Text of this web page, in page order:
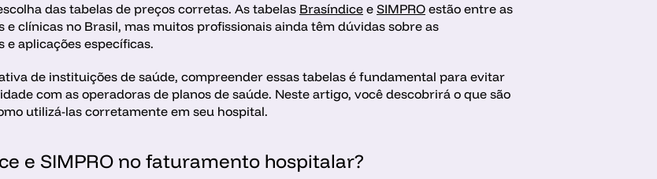
das tabelas de preços corretas. As tabelas Brasíndice e SIMPRO estão entre as
clínicas no Brasil, mas muitos profissionais ainda têm dúvidas sobre as
aplicações específicas.
de instituições de saúde, compreender essas tabelas é fundamental para evitar
com as operadoras de planos de saúde. Neste artigo, você descobrirá o que são
utilizá-las corretamente em seu hospital.
e SIMPRO no faturamento hospitalar?